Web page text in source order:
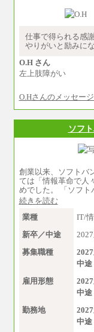
※業
※試
仕事で得られる感
やりがいと励みに
O.H さん
左上肢障がい
O.Hさんのメッセー
ソフ
創業以来、ソフトバ
ては「情報革命で人
めでした。 「ソフト
続きを読む
業種
IT/
新卒／中途
募集職種
中途
雇用形態
中途
勤務地
中途